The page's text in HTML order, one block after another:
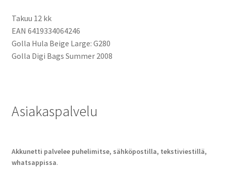
Takuu 12 kk
EAN 6419334064246
Golla Hula Beige Large: G280
Golla Digi Bags Summer 2008
Asiakaspalvelu
Akkunetti palvelee puhelimitse, sähköpostilla, tekstiviestillä,
whatsappissa.